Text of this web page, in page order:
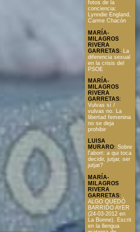
fotos de la
conciencia:
Lynndie England,
Carme Chacón
MARÍA-
MILAGROS
RIVERA
GARRETAS:
La
diferencia sexual
en la crisis del
PSOE
MARÍA-
MILAGROS
RIVERA
GARRETAS:
Vulvas sí /
vulvas no. La
libertad femenina
no se deja
prohibir
LUISA
MURARO: Sobre
l'abort: a qui toca
decidir, jutjar, ser
jutjat?
MARÍA-
MILAGROS
RIVERA
GARRETAS:
ALGO QUEDÓ
BARRIDO AYER
(24-03-2012 en
La Bonne). Escrit
en la llengua